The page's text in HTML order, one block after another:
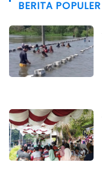
BERITA POPULER